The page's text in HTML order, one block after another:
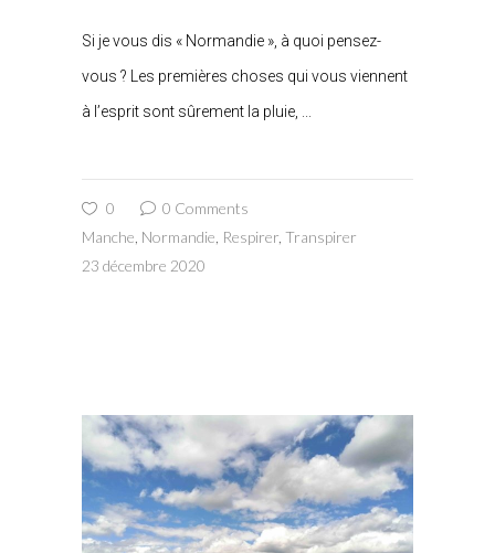
Si je vous dis « Normandie », à quoi pensez-
vous ? Les premières choses qui vous viennent
à l’esprit sont sûrement la pluie,
0
0 Comments
Manche Normandie Respirer Transpirer
23 décembre 2020